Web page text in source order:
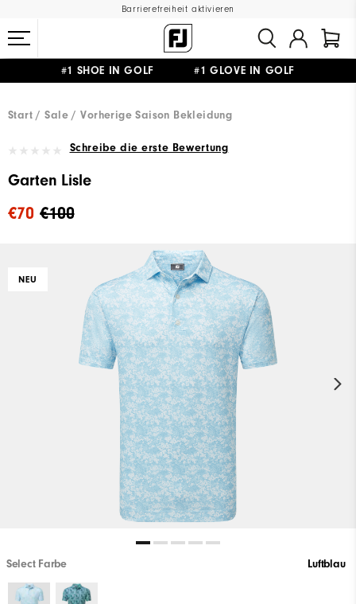
Barrierefreiheit aktivieren
#1 SHOE IN GOLF #1 GLOVE IN GOLF
Start
Sale Vorherige Saison Bekleidung
Schreibe die erste Bewertung
Garten Lisle
€100
€70
NEU
Select Farbe Luftblau